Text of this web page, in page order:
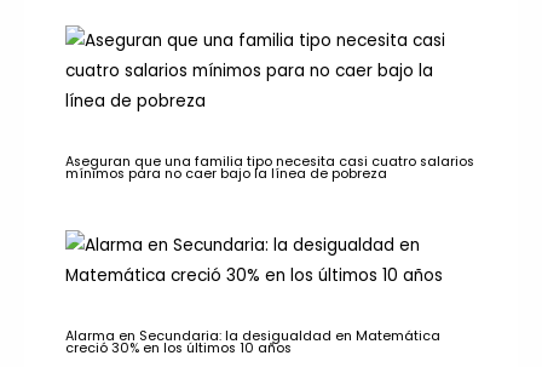
Aseguran que una familia tipo necesita casi cuatro salarios
mínimos para no caer bajo la línea de pobreza
Alarma en Secundaria: la desigualdad en Matemática
creció 30% en los últimos 10 años